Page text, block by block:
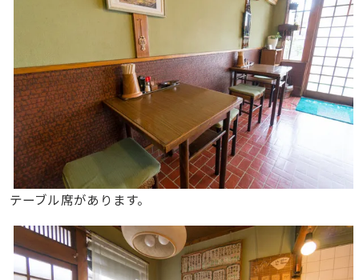
テーブル席があります。